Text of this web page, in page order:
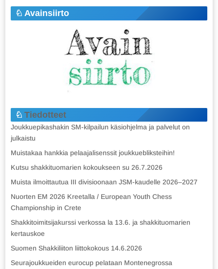
Avainsiirto
Tiedotteet
Joukkuepikashakin SM-kilpailun käsiohjelma ja palvelut on
julkaistu
Muistakaa hankkia pelaajalisenssit joukkuebliksteihin!
Kutsu shakkituomarien kokoukseen su 26.7.2026
Muista ilmoittautua III divisioonaan JSM-kaudelle 2026–2027
Nuorten EM 2026 Kreetalla / European Youth Chess
Championship in Crete
Shakkitoimitsijakurssi verkossa la 13.6. ja shakkituomarien
kertauskoe
Suomen Shakkiliiton liittokokous 14.6.2026
Seurajoukkueiden eurocup pelataan Montenegrossa